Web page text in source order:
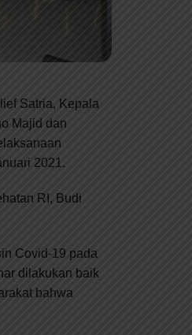
Satria, Kepala
Majid dan
2021.
RI, Budi
Covid-19 pada
dilakukan baik
bahwa